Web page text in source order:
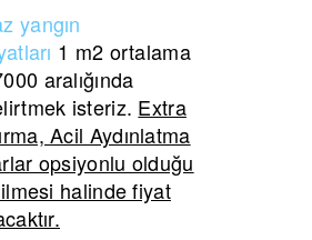
yangın
1 m2 ortalama
aralığında
isteriz. Extra
Acil Aydınlatma
opsiyonlu olduğu
halinde fiyat